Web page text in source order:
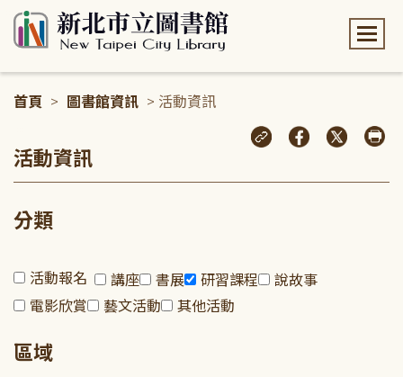
首頁 > 圖書館資訊 > 活動資訊
活動資訊
分類
活動報名 講座 書展 研習課程
說故事
電影欣賞
藝文活動 其他活動
區域